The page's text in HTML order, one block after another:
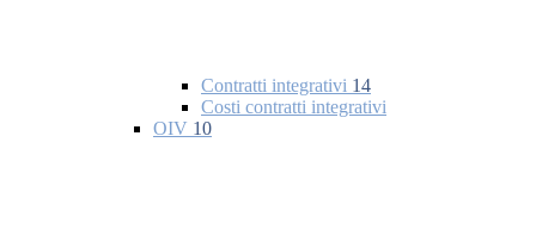
Contratti integrativi 14
Costi contratti integrativi
OIV 10